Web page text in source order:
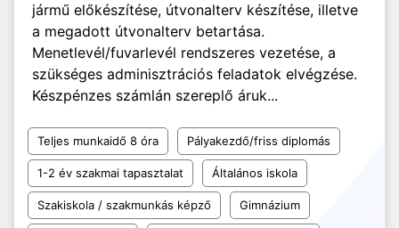
jármű előkészítése, útvonalterv készítése, illetve
a megadott útvonalterv betartása.
Menetlevél/fuvarlevél rendszeres vezetése, a
szükséges adminisztrációs feladatok elvégzése.
Készpénzes számlán szereplő áruk...
Teljes munkaidő 8 óra Pályakezdő/friss diplomás
1-2 év szakmai tapasztalat Általános iskola
Szakiskola / szakmunkás képző Gimnázium